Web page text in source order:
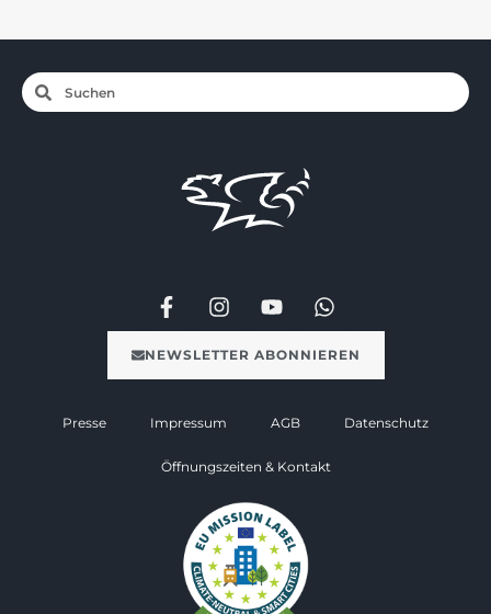
NEWSLETTER ABONNIEREN
Presse Impressum AGB Datenschutz
Öffnungszeiten & Kontakt